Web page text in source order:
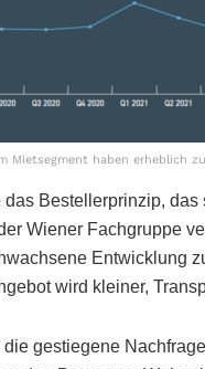
Mietsegment haben erheblich
Bestellerprinzip,
Wiener Fachgruppe
Entwicklung
wird kleiner,
die gestiegene